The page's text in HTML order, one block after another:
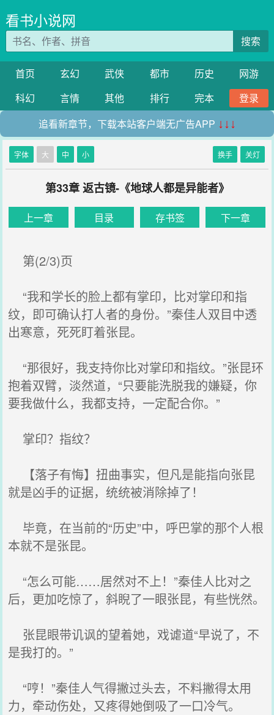
看书小说网
搜索
首页 玄幻 武侠 都市 历史
网游
科幻
言情 其他 排行 完本
登录
追看新章节，下载本站客户端无广告APP ↓↓↓
字体 大 中 小 换手 关灯
第33章 返古镜-《地球人都是异能者》
上一章 目录 存书签 下一章
第(2/3)页
“我和学长的脸上都有掌印，比对掌印和指
纹，即可确认打人者的身份。”秦佳人双目中透
出寒意，死死盯着张昆。
“那很好，我支持你比对掌印和指纹。”张昆环
抱着双臂，淡然道，“只要能洗脱我的嫌疑，你
要我做什么，我都支持，一定配合你。”
掌印？指纹？
【落子有悔】扭曲事实，但凡是能指向张昆
就是凶手的证据，统统被消除掉了！
毕竟，在当前的“历史”中，呼巴掌的那个人根
本就不是张昆。
“怎么可能……居然对不上！”秦佳人比对之
后，更加吃惊了，斜睨了一眼张昆，有些恍然。
张昆眼带讥讽的望着她，戏谑道“早说了，不
是我打的。”
“哼！”秦佳人气得撇过头去，不料撇得太用
力，牵动伤处，又疼得她倒吸了一口冷气。